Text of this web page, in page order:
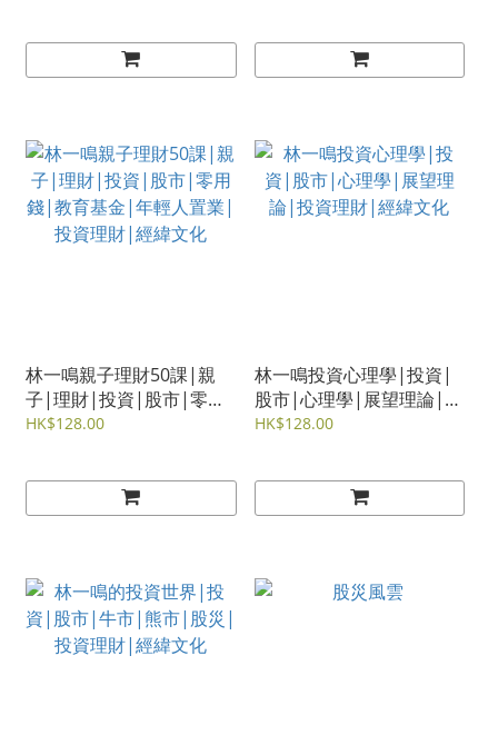
林一鳴親子理財50課|親
子|理財|投資|股市|零用
錢|教育基金|年輕人置業|
HK$128.00
林一鳴投資心理學|投資|
股市|心理學|展望理論|投
資理財|經緯文化
HK$128.00